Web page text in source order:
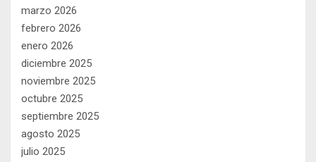
marzo 2026
febrero 2026
enero 2026
diciembre 2025
noviembre 2025
octubre 2025
septiembre 2025
agosto 2025
julio 2025